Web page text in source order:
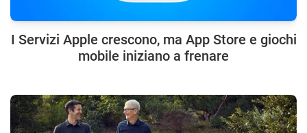
I Servizi Apple crescono, ma App Store e giochi
mobile iniziano a frenare